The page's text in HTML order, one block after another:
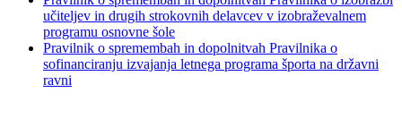
učiteljev in drugih strokovnih delavcev v izobraževalnem
programu osnovne šole
Pravilnik o spremembah in dopolnitvah Pravilnika o
sofinanciranju izvajanja letnega programa športa na državni
ravni